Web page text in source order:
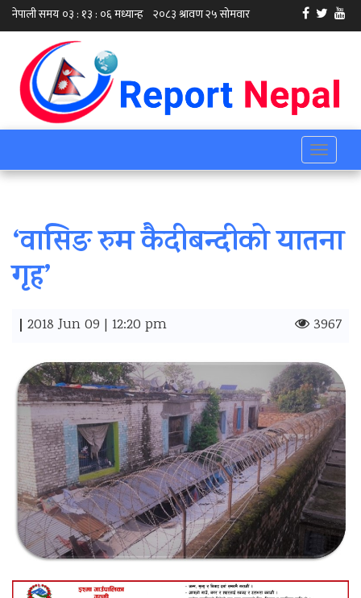
Toggle
‘वासिङ रुम कैदीबन्दीको यातना
गृह’
| 2018 Jun 09 | 12:20 pm 3967